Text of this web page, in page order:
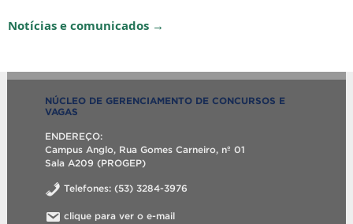
Notícias e comunicados →
NÚCLEO DE GERENCIAMENTO DE CONCURSOS E
VAGAS
ENDEREÇO:
Campus Anglo, Rua Gomes Carneiro, nº 01
Sala A209 (PROGEP)
Telefones: (53) 3284-3976
clique para ver o e-mail